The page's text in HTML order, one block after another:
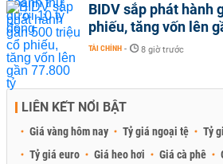
BIDV sắp phát hành
phiếu, tăng vốn lên
TÀI CHÍNH - 8 giờ trước
LIÊN KẾT NỔI BẬT
Giá vàng hôm nay Tỷ giá ngoại tệ Tỷ
Tỷ giá euro
Giá heo hơi Giá cà phê